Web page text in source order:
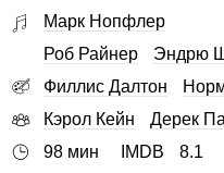
Марк Нопфлер
Роб Райнер
Эндрю
Филлис Далтон
Кэрол Кейн
Дерек
98 мин
IMDB
8.1